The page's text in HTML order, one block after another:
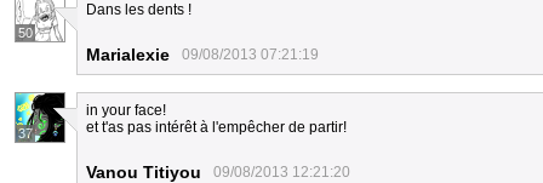
50
Dans les dents !
Marialexie 09/08/2013 07:21:19
37
in your face!
et t'as pas intérêt à l'empêcher de partir!
Vanou Titiyou 09/08/2013 12:21:20